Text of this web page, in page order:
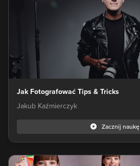
Jak Fotografować Tips & Tricks
Jakub Kaźmierczyk
Zacznij naukę